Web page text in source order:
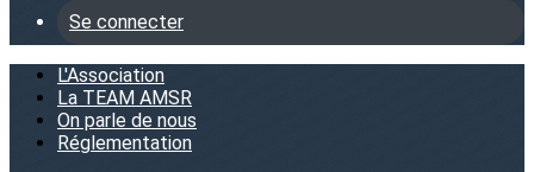
Se connecter
L'Association
La TEAM AMSR
On parle de nous
Réglementation